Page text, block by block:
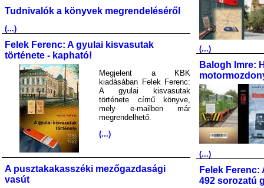
Tudnivalók a könyvek megrendeléséről
(...)
Felek Ferenc: A gyulai kisvasutak
története - kapható!
Megjelent a KBK
kiadásában Felek Ferenc:
A gyulai kisvasutak
története című könyve,
mely e-mailben már
megrendelhető.
(...)
A pusztakakasszéki mezőgazdasági
vasút
(...)
Balogh Imre:
(...)
Felek Ferenc:
492 sorozatú